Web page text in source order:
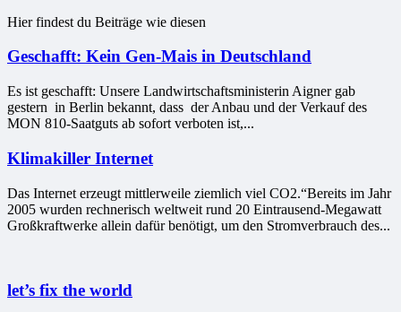
Hier findest du Beiträge wie diesen
Geschafft: Kein Gen-Mais in Deutschland
Es ist geschafft: Unsere Landwirtschaftsministerin Aigner gab
gestern in Berlin bekannt, dass der Anbau und der Verkauf des
MON 810-Saatguts ab sofort verboten ist,...
Klimakiller Internet
Das Internet erzeugt mittlerweile ziemlich viel CO2.“Bereits im Jahr
2005 wurden rechnerisch weltweit rund 20 Eintrausend-Megawatt
Großkraftwerke allein dafür benötigt, um den Stromverbrauch des...
let’s fix the world